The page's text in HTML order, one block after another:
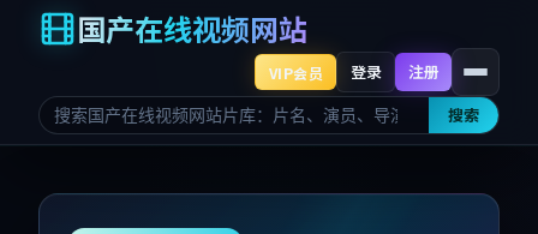
国产在线视频网站
搜索
VIP会员 登录 注册